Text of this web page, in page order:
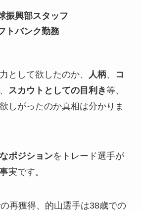
興部スタッフ
バンク勤務
として欲したのか、 人柄、
コ
スカウトとしての目利き等、
しがったのか真相は分かりま
ポジションをトレード選手が
実です。
再獲得、的山選手は38歳での